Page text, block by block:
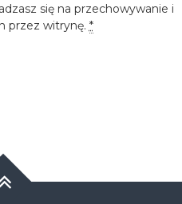
się na przechowywanie i
przez witrynę. *